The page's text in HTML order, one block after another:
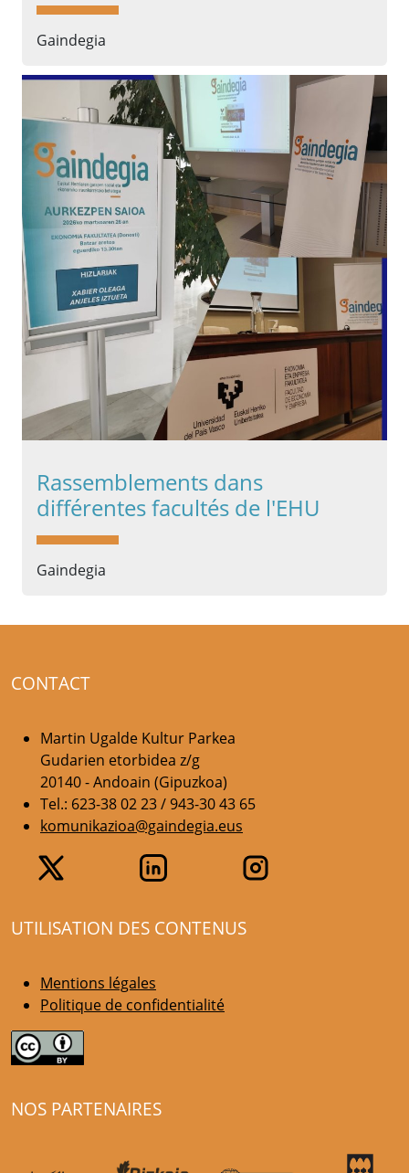
Gaindegia
Rassemblements dans
différentes facultés de l'EHU
Gaindegia
CONTACT
Martin Ugalde Kultur Parkea
Gudarien etorbidea z/g
20140 - Andoain (Gipuzkoa)
Tel.: 623-38 02 23 / 943-30 43 65
komunikazioa@gaindegia.eus
UTILISATION DES CONTENUS
Mentions légales
Politique de confidentialité
NOS PARTENAIRES